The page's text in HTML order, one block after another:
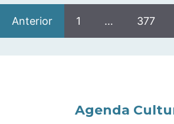
Anterior 1 … 377
Agenda